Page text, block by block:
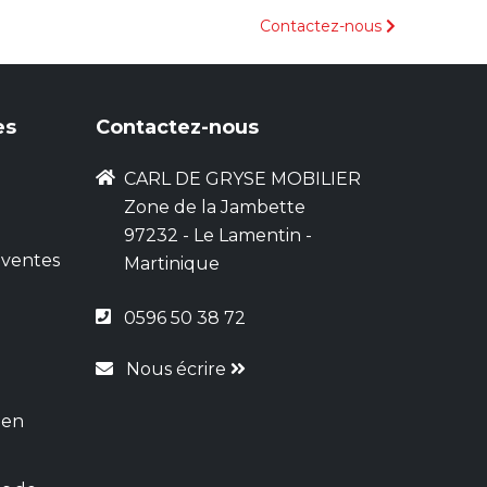
Contactez-nous
Contactez-nous
CARL DE GRYSE MOBILIER
Zone de la Jambette
97232 - Le Lamentin -
Martinique
0596 50 38 72
Nous écrire